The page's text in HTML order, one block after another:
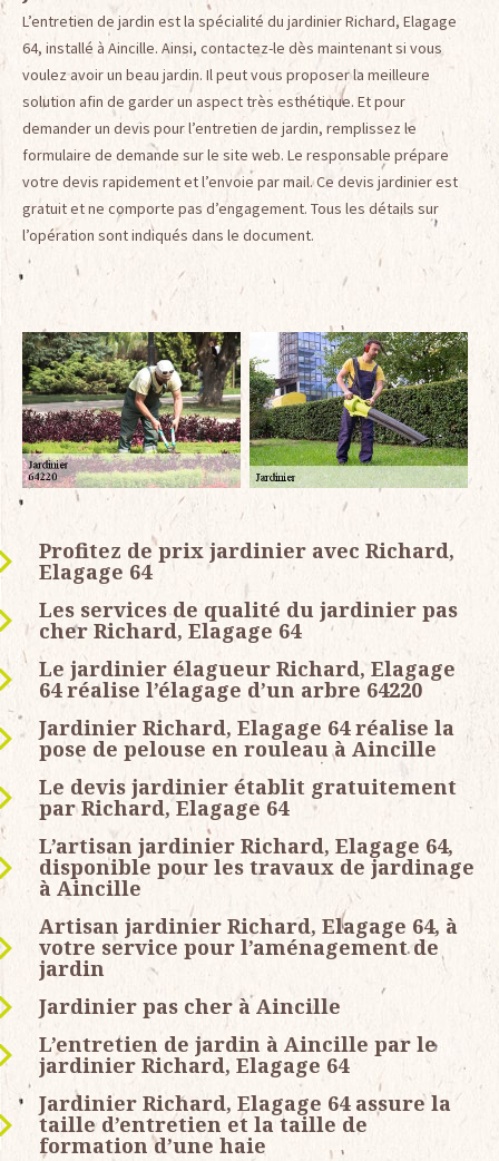
L’entretien de jardin est la spécialité du jardinier Richard, Elagage
64, installé à Aincille. Ainsi, contactez-le dès maintenant si vous
voulez avoir un beau jardin. Il peut vous proposer la meilleure
solution afin de garder un aspect très esthétique. Et pour
demander un devis pour l’entretien de jardin, remplissez le
formulaire de demande sur le site web. Le responsable prépare
votre devis rapidement et l’envoie par mail. Ce devis jardinier est
gratuit et ne comporte pas d’engagement. Tous les détails sur
l’opération sont indiqués dans le document.
Profitez de prix jardinier avec Richard,
Elagage 64
Les services de qualité du jardinier pas
cher Richard, Elagage 64
Le jardinier élagueur Richard, Elagage
64 réalise l’élagage d’un arbre 64220
Jardinier Richard, Elagage 64 réalise la
pose de pelouse en rouleau à Aincille
Le devis jardinier établit gratuitement
par Richard, Elagage 64
L’artisan jardinier Richard, Elagage 64,
disponible pour les travaux de jardinage
à Aincille
Artisan jardinier Richard, Elagage 64, à
votre service pour l’aménagement de
jardin
Jardinier pas cher à Aincille
L’entretien de jardin à Aincille par le
jardinier Richard, Elagage 64
Jardinier Richard, Elagage 64 assure la
taille d’entretien et la taille de
formation d’une haie